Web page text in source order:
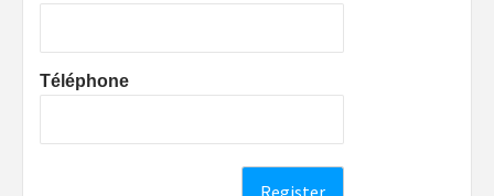
Téléphone